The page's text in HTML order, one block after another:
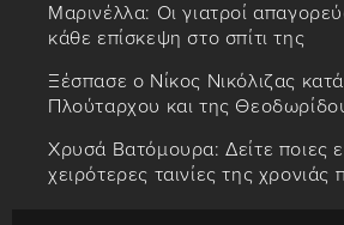
Μαρινέλλα: Οι γιατροί
κάθε επίσκεψη στο σπίτι της
Ξέσπασε ο Νίκος Νικόλιζας
Πλούταρχου και της
Χρυσά Βατόμουρα: Δείτε ποιες
χειρότερες ταινίες της